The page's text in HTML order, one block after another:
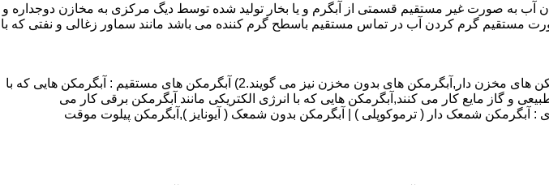
صورت غیر مستقیم قسمتی از آبگرم و یا بخار تولید شده توسط دیگ مرکزی به مخازن دوجداره و
گرم کردن آب در تماس مستقیم باسطح گرم کننده می باشد مانند سماور زغالی و نفتی که با
انواع آبگرمکن و تعمیر آبگرمکن عبارتند از : 1) آبگرمکن های گاز سوز : آب گرمکن های آنی دیواری,آبگرمکن های مخزن دار,آبگرمکن های بدون مخزن نیز می گویند.2) آبگرمکن های مستقیم : آبگرمکن هایی که با
و گاز مایع کار می کنند,آبگرمکن هایی که با انرژی الکتریکی مانند آبگرمکن برقی کار می
حیدری کار می کنند.3) آبگرمکن های گازسوز دیواری : آبگرمکن شمعک دار ( ترموکوپلی ) | آبگرمکن بدون شمعک ( آیونایز ),آبگرمکن پیلوت موقت